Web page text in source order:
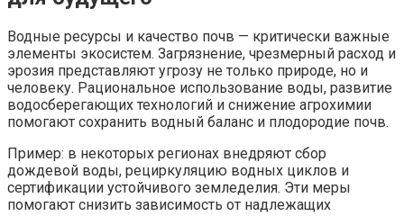
Водные ресурсы и качество почв — критически важные
элементы экосистем. Загрязнение, чрезмерный расход и
эрозия представляют угрозу не только природе, но и
человеку. Рациональное использование воды, развитие
водосберегающих технологий и снижение агрохимии
помогают сохранить водный баланс и плодородие почв.
Пример: в некоторых регионах внедряют сбор
дождевой воды, рециркуляцию водных циклов и
сертификации устойчивого земледелия. Эти меры
помогают снизить зависимость от надлежащих